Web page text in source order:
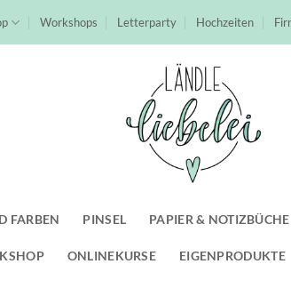
Workshops Letterparty Hochzeiten
FARBEN PINSEL PAPIER &
ONLINEKURSE EIGENPRODUKTE